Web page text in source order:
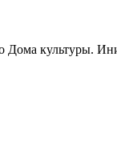
Дома культуры.